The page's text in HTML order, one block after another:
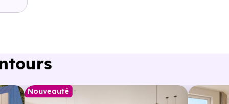
Nouveauté